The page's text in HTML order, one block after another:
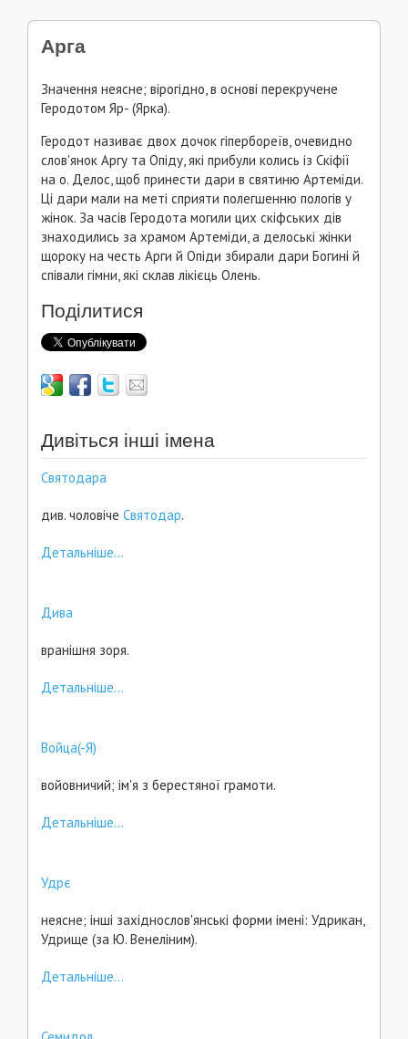
Арга
Значення неясне; вірогідно, в основі перекручене
Геродотом Яр- (Ярка).
Геродот називає двох дочок гіпербореїв, очевидно
слов'янок Аргу та Опіду, які прибули колись із Скіфії
на о. Делос, щоб принести дари в святиню Артеміди.
Ці дари мали на меті сприяти полегшенню пологів у
жінок. За часів Геродота могили цих скіфських дів
знаходились за храмом Артеміди, а делоські жінки
щороку на честь Арги й Опіди збирали дари Богині й
співали гімни, які склав лікієць Олень.
Поділитися
Дивіться інші імена
Святодара
див. чоловіче Святодар.
Детальніше...
Дива
вранішня зоря.
Детальніше...
Войца(-Я)
войовничий; ім'я з берестяної грамоти.
Детальніше...
Удрє
неясне; інші західнослов'янські форми імені: Удрикан,
Удрище (за Ю. Венеліним).
Детальніше...